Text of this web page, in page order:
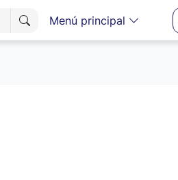
Menú principal